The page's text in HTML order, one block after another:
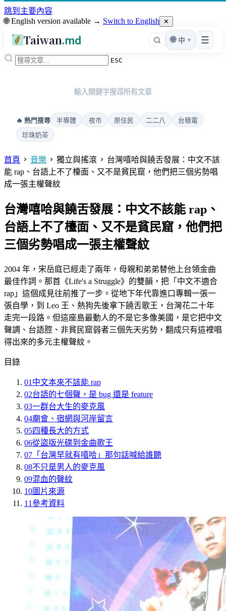
跳到主要內容
🌐 English version available → Switch to English ✕
Taiwan.md ☰
🌐 中 ▾
ESC
輸入關鍵字搜尋所有文章
🔥 熱門搜尋 半導體 夜市 原住民 二二八
台積電
珍珠奶茶
首頁 音樂 獨立與搖滾
台灣嘻哈與饒舌發展：中文不該
能 rap、台語上不了檯面、又不是貧民窟，他們把三個劣勢唱
成一張主權聲紋
台灣嘻哈與饒舌發展：中文不該能 rap、
台語上不了檯面、又不是貧民窟，他們把
三個劣勢唱成一張主權聲紋
2004 年，宋岳庭已經走了兩年，母親和弟弟替他上台領金曲
最佳作詞。那首《Life's a Struggle》的雙韻，把「中文不適合
rap」這個成見往前推了一步。從地下年代靠進口專輯一張一
張自學，到 Leo 王、熱狗先後拿下饒舌歌王，台灣花二十年
走完一段路。但這座島最動人的不是它多像美國，是它把中文
聲調、台語腔、非貧民窟弱者三個先天劣勢，翻成只有這裡唱
得出來的多元主權聲紋。
目錄
01 中文本來不該能 rap
02台語的七個聲，是 bug 還是 feature
03一群台大生的麥克風
04廟會、宿網與河岸留言
05四種長大的方式
06從盜版光碟到金曲歌王
07 「台灣早就有嘻哈」那句話喊給誰聽
08不只是男人的麥克風
09混血的聲紋
10圖片來源
11參考資料